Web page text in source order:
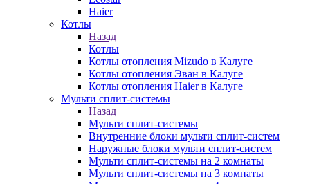
Haier
Котлы
Назад
Котлы
Котлы отопления Mizudo в Калуге
Котлы отопления Эван в Калуге
Котлы отопления Haier в Калуге
Мульти сплит-системы
Назад
Мульти сплит-системы
Внутренние блоки мульти сплит-систем
Наружные блоки мульти сплит-систем
Мульти сплит-системы на 2 комнаты
Мульти сплит-системы на 3 комнаты